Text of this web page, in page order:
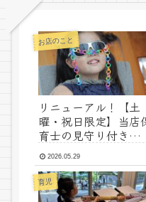
お店のこと
リニューアル！【土
曜・祝日限定】当店
育士の見守り付き！持
ち込み自由「夕方の完
全貸切プラン」
2026.05.29
育児